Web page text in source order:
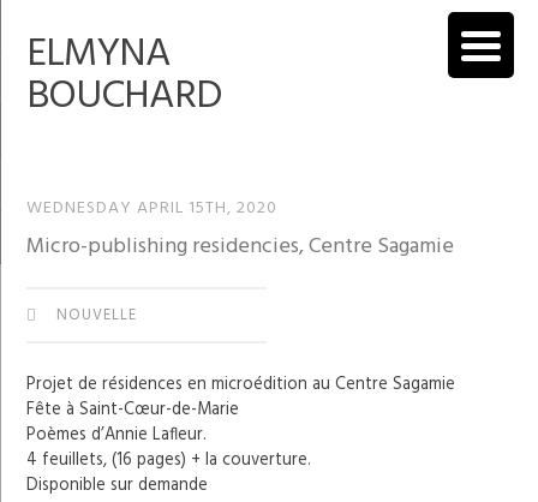
ELMYNA
BOUCHARD
WEDNESDAY APRIL 15TH, 2020
Micro-publishing residencies, Centre Sagamie
NOUVELLE
Projet de résidences en microédition au Centre Sagamie
Fête à Saint-Cœur-de-Marie
Poèmes d’Annie Lafleur.
4 feuillets, (16 pages) + la couverture.
Disponible sur demande